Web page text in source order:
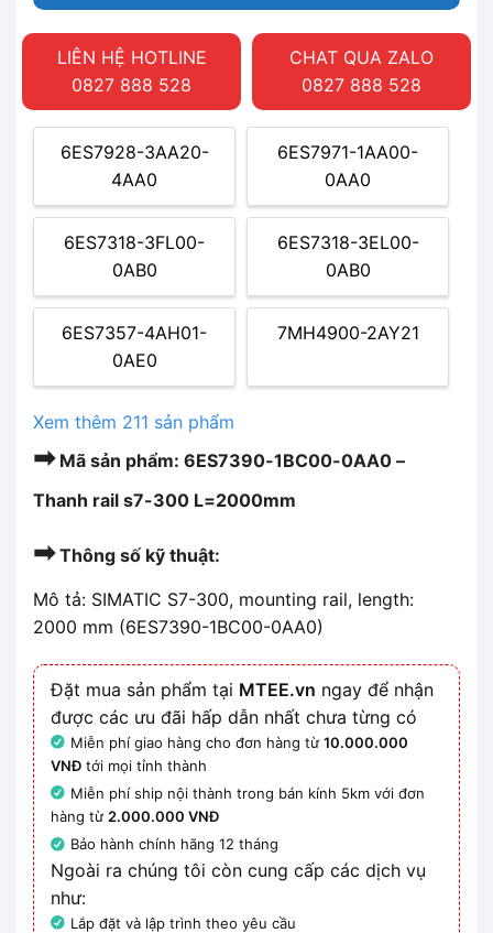
LIÊN HỆ HOTLINE
0827 888 528
CHAT QUA ZALO
0827 888 528
6ES7928-3AA20-
4AA0
6ES7971-1AA00-
0AA0
6ES7318-3FL00-
0AB0
6ES7318-3EL00-
0AB0
6ES7357-4AH01-
0AE0
7MH4900-2AY21
Xem thêm 211 sản phẩm
➡Mã sản phẩm: 6ES7390-1BC00-0AA0 –
Thanh rail s7-300 L=2000mm
➡Thông số kỹ thuật:
Mô tả: SIMATIC S7-300, mounting rail, length:
2000 mm (6ES7390-1BC00-0AA0)
Đặt mua sản phẩm tại MTEE.vn ngay để nhận
được các ưu đãi hấp dẫn nhất chưa từng có
Miễn phí giao hàng cho đơn hàng từ10.000.000
VNĐ tới mọi tỉnh thành
Miễn phí ship nội thành trong bán kính 5km với đơn
hàng từ2.000.000 VNĐ
Bảo hành chính hãng 12 tháng
Ngoài ra chúng tôi còn cung cấp các dịch vụ
như:
Lắp đặt và lập trình theo yêu cầu